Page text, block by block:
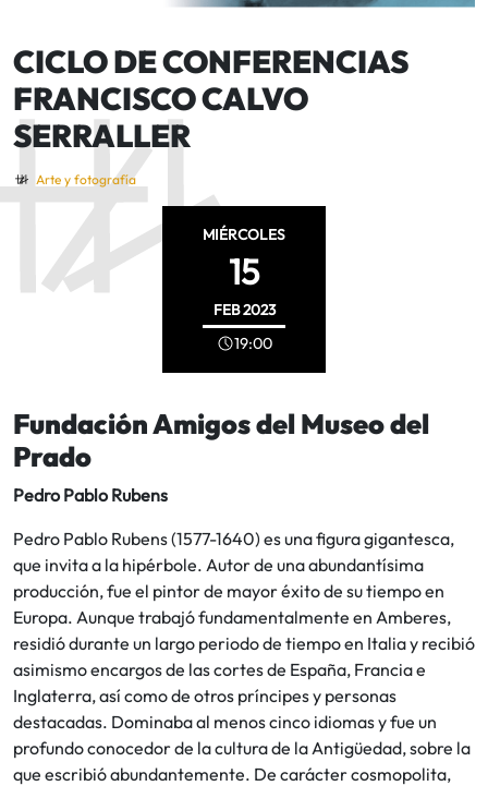
CICLO DE CONFERENCIAS
FRANCISCO CALVO
SERRALLER
Arte y fotografía
MIÉRCOLES
15
FEB2023
19:00
Fundación Amigos del Museo del
Prado
Pedro Pablo Rubens
Pedro Pablo Rubens (1577-1640) es una figura gigantesca,
que invita a la hipérbole. Autor de una abundantísima
producción, fue el pintor de mayor éxito de su tiempo en
Europa. Aunque trabajó fundamentalmente en Amberes,
residió durante un largo periodo de tiempo en Italia y recibió
asimismo encargos de las cortes de España, Francia e
Inglaterra, así como de otros príncipes y personas
destacadas. Dominaba al menos cinco idiomas y fue un
profundo conocedor de la cultura de la Antigüedad, sobre la
que escribió abundantemente. De carácter cosmopolita,